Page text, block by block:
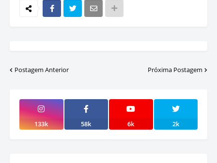
Postagem Anterior Próxima Postagem
133k 58k 6k 2k